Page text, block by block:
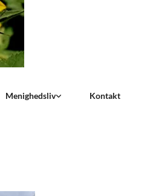
Menighedsliv Kontakt